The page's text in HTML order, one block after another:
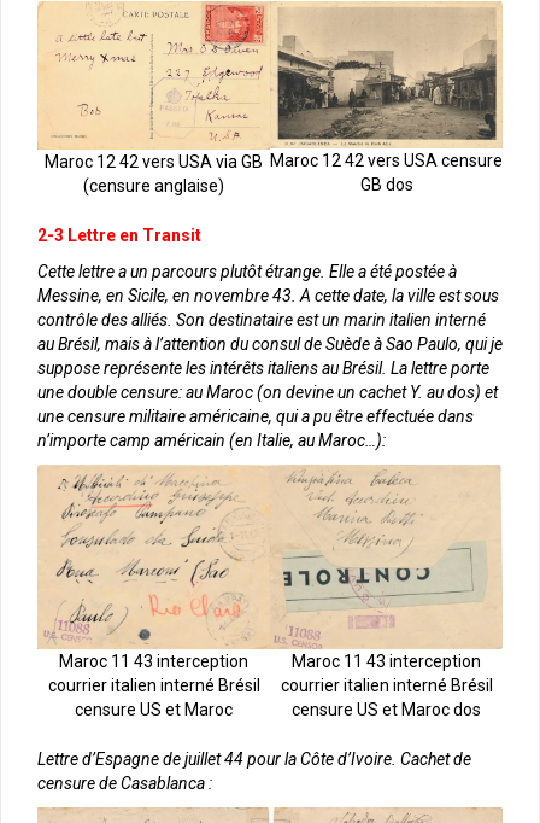
Maroc 12 42 vers USA via GB
(censure anglaise)
Maroc 12 42 vers USA censure
GB dos
2-3 Lettre en Transit
Cette lettre a un parcours plutôt étrange. Elle a été postée à
Messine, en Sicile, en novembre 43. A cette date, la ville est sous
contrôle des alliés. Son destinataire est un marin italien interné
au Brésil, mais à l’attention du consul de Suède à Sao Paulo, qui je
suppose représente les intérêts italiens au Brésil. La lettre porte
une double censure: au Maroc (on devine un cachet Y. au dos) et
une censure militaire américaine, qui a pu être effectuée dans
n’importe camp américain (en Italie, au Maroc…):
Maroc 11 43 interception
courrier italien interné Brésil
censure US et Maroc
Maroc 11 43 interception
courrier italien interné Brésil
censure US et Maroc dos
Lettre d’Espagne de juillet 44 pour la Côte d’Ivoire. Cachet de
censure de Casablanca :